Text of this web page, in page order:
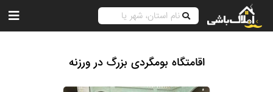
اقامتگاه بومگردی بزرگ در ورزنه